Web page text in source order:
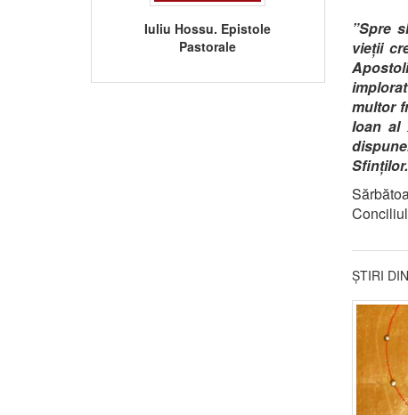
Iuliu Hossu. Epistole
Pastorale
”Spre
vieții
multor
Ioan al
ȘTIRI